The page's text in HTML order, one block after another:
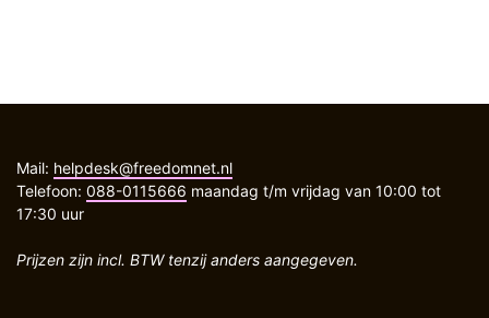
Mail: helpdesk@freedomnet.nl
Telefoon: 088-0115666 maandag t/m vrijdag van 10:00 tot
17:30 uur
Prijzen zijn incl. BTW tenzij anders aangegeven.